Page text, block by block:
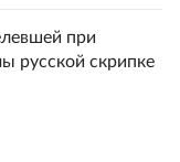
при
русской скрипке